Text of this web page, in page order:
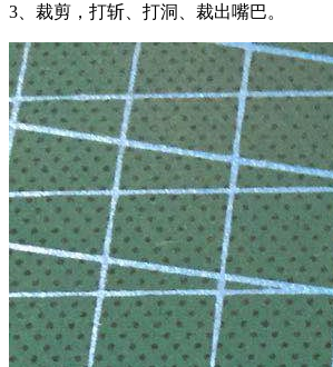
3、裁剪，打斩、打洞、裁出嘴巴。